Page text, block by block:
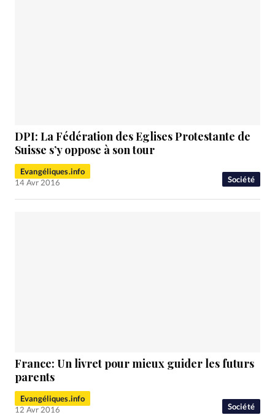
Société
DPI: La Fédération des Eglises Protestante de
Suisse s’y oppose à son tour
Evangéliques.info
14 Avr 2016
Société
France: Un livret pour mieux guider les futurs
parents
Evangéliques.info
12 Avr 2016